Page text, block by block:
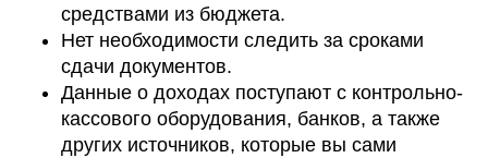
средствами из бюджета.
Нет необходимости следить за сроками
сдачи документов.
Данные о доходах поступают с контрольно-
кассового оборудования, банков, а также
других источников, которые вы сами